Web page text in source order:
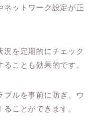
ネットワーク設定が正
況を定期的にチェック
ことも効果的です。
ブルを事前に防ぎ、ウ
ことができます。